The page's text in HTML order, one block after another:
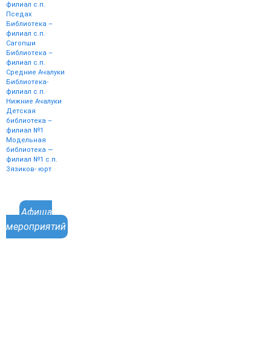
филиал с.п.
Пседах
Библиотека –
филиал с.п.
Сагопши
Библиотека –
филиал с.п.
Средние Ачалуки
Библиотека-
филиал с.п.
Нижние Ачалуки
Детская
библиотека –
филиал №1
Модельная
библиотека —
филиал №1 с.п.
Зязиков- юрт
Афиша
мероприятий